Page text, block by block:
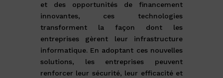
et des opportunités de financement
innovantes, ces technologies
transforment la façon dont les
entreprises gèrent leur infrastructure
informatique. En adoptant ces nouvelles
solutions, les entreprises peuvent
renforcer leur sécurité, leur efficacité et